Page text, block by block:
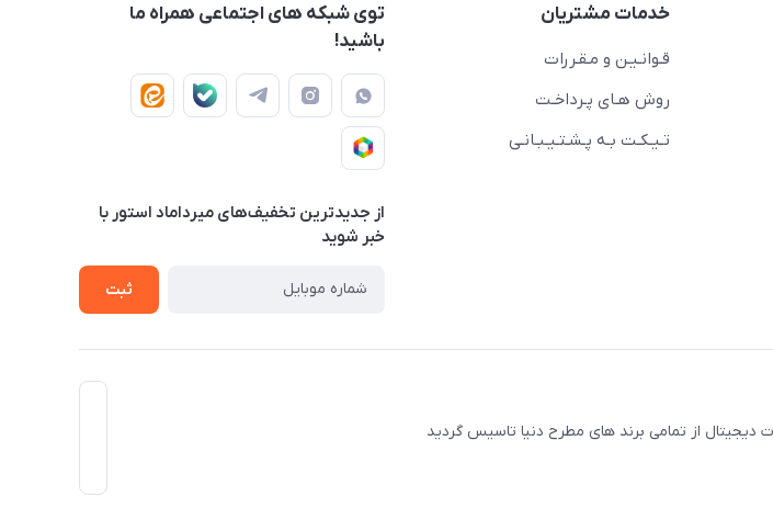
خدمات مشتریان
قـوانـیـن و مـقـررات
روش هـای پـرداخـت
تـیـکـت بـه پـشـتـیـبـانـی
توی شبکه های اجتماعی همراه ما
باشید!
از جدید‌ترین تخفیف‌های میرداماد استور با‌
خبر شوید
ثبت
ترین محصولات دیجیتال از تمامی برند های مطرح دنیا تاسیس گردید